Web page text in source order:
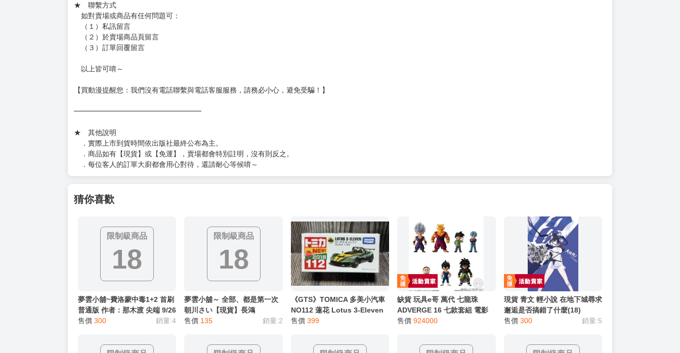
★ 聯繫方式
如對賣場或商品有任何問題可：
（１）私訊留言
（２）於賣場商品頁留言
（３）訂單回覆留言
以上皆可唷～
【買動漫提醒您：我們沒有電話聯繫與電話客服服務，請務必小心，避免受騙！】
━━━━━━━━━━━━━━━━━━
★ 其他說明
．實際上市到貨時間依出版社最終公布為主。
．商品如有【現貨】或【免運】，賣場都會特別註明，沒有則反之。
．每位客人的訂單大廚都會用心對待，還請耐心等候唷～
猜你喜歡
限制級商品
18
夢雲小舖~費洛蒙中毒1+2 首刷
普通版 作者：那木渡 尖端 9/26
售價 300 銷量:4
限制級商品
18
夢雲小舖～ 全部、都是第一次
朝川さい【現貨】長鴻
售價 135 銷量:2
《GTS》TOMICA 多美小汽車
NO112 蓮花 Lotus 3-Eleven
880387
售價 399
缺貨 玩具e哥 萬代 七龍珠
ADVERGE 16 七款套組 電影
超級英雄 代理83523
售價 924000
現貨 青文 輕小說 在地下城尋求
邂逅是否搞錯了什麼(18)
售價 300 銷量:5